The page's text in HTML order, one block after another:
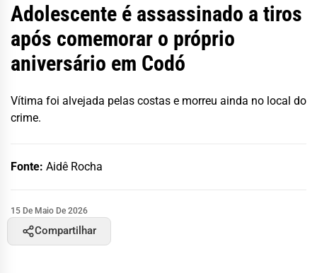
Adolescente é assassinado a tiros
após comemorar o próprio
aniversário em Codó
Vítima foi alvejada pelas costas e morreu ainda no local do
crime.
Fonte: Aidê Rocha
15 De Maio De 2026
Compartilhar